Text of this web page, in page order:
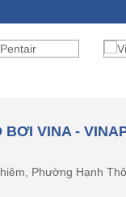
BƠI VINA -
Phường Hạnh